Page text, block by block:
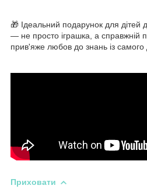
🎁 Ідеальний подарунок для дітей
— не просто іграшка, а справжній
прив'яже любов до знань із самого
Приховати